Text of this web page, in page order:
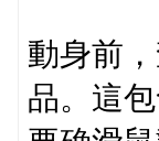
動身前
品。這